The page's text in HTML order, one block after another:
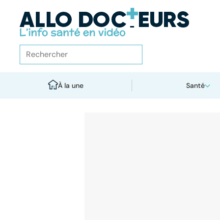
À la une Santé